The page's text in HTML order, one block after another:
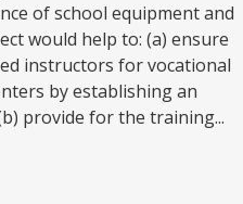
of school equipment and
would help to: (a) ensure
instructors for vocational
by establishing an
provide for the training...